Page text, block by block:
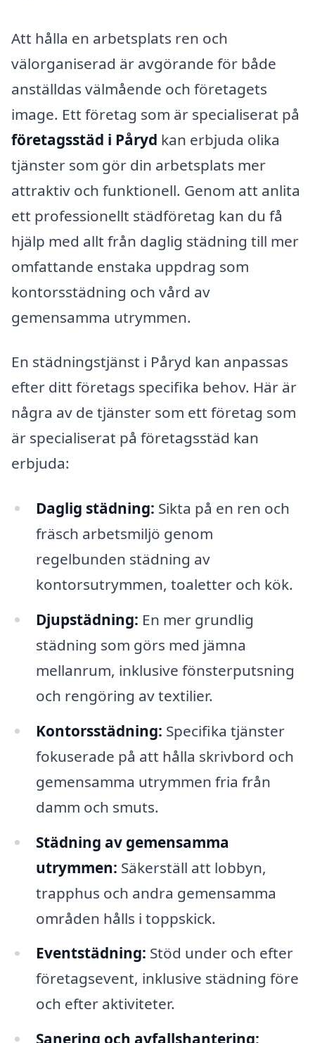
Att hålla en arbetsplats ren och
välorganiserad är avgörande för både
anställdas välmående och företagets
image. Ett företag som är specialiserat på
företagsstäd i Påryd kan erbjuda olika
tjänster som gör din arbetsplats mer
attraktiv och funktionell. Genom att anlita
ett professionellt städföretag kan du få
hjälp med allt från daglig städning till mer
omfattande enstaka uppdrag som
kontorsstädning och vård av
gemensamma utrymmen.
En städningstjänst i Påryd kan anpassas
efter ditt företags specifika behov. Här är
några av de tjänster som ett företag som
är specialiserat på företagsstäd kan
erbjuda:
Daglig städning: Sikta på en ren och
fräsch arbetsmiljö genom
regelbunden städning av
kontorsutrymmen, toaletter och kök.
Djupstädning: En mer grundlig
städning som görs med jämna
mellanrum, inklusive fönsterputsning
och rengöring av textilier.
Kontorsstädning: Specifika tjänster
fokuserade på att hålla skrivbord och
gemensamma utrymmen fria från
damm och smuts.
Städning av gemensamma
utrymmen: Säkerställ att lobbyn,
trapphus och andra gemensamma
områden hålls i toppskick.
Eventstädning: Stöd under och efter
företagsevent, inklusive städning före
och efter aktiviteter.
Sanering och avfallshantering: